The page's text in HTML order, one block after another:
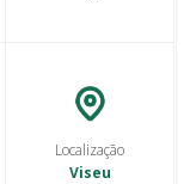
Localização
Viseu